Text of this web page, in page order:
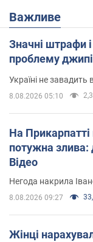
Важливе
Значні штрафи і
проблему
Україні не завадить
8.08.2026 05:10
На
потужна злива:
Відео
Негода накрила
8.08.2026 09:27
Жінці